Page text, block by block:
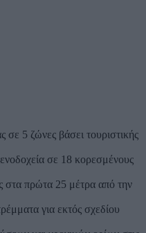
σε 5 ζώνες βάσει τουριστικής
σε 18 κορεσμένους
πρώτα 25 μέτρα από την
για εκτός σχεδίου